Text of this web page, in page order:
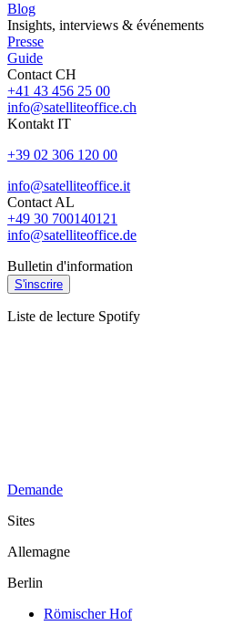
Blog
Insights, interviews & événements
Presse
Guide
Contact CH
+41 43 456 25 00
info@satelliteoffice.ch
Kontakt IT
+39 02 306 120 00
info@satelliteoffice.it
Contact AL
+49 30 700140121
info@satelliteoffice.de
Bulletin d'information
S'inscrire
Liste de lecture Spotify
Demande
Sites
Allemagne
Berlin
Römischer Hof